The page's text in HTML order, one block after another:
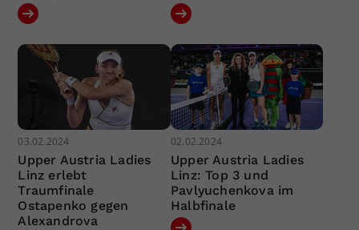
03.02.2024
Upper Austria Ladies
Linz erlebt
Traumfinale
Ostapenko gegen
Alexandrova
02.02.2024
Upper Austria Ladies
Linz: Top 3 und
Pavlyuchenkova im
Halbfinale